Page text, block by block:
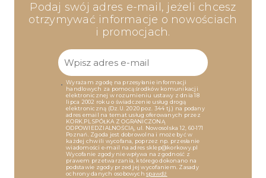
Podaj swój adres e-mail, jeżeli chcesz
otrzymywać informacje o nowościach
i promocjach.
Wyrażam zgodę na przesyłanie informacji
handlowych za pomocą środków komunikacji
elektronicznej w rozumieniu ustawy z dnia 18
lipca 2002 roku o świadczenie usług drogą
elektroniczną (Dz.U. 2020 poz. 344 tj.) na podany
adres email na temat usług oferowanych przez
KORK.PL SPÓŁKA Z OGRANICZONĄ
ODPOWIEDZIALNOŚCIĄ, ul. Nowosolska 12, 60-171
Poznań. Zgoda jest dobrowolna i może być w
każdej chwili wycofana, poprzez np. przesłanie
wiadomości e-mail na adres sklep@korkowy.pl
Wycofanie zgody nie wpływa na zgodność z
prawem przetwarzania, którego dokonano na
podstawie zgody przed jej wycofaniem. Zasady
ochrony danych osobowychspawdź